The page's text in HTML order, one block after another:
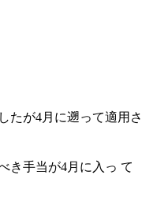
たが4月に遡って適用さ
き手当が4月に入っ て